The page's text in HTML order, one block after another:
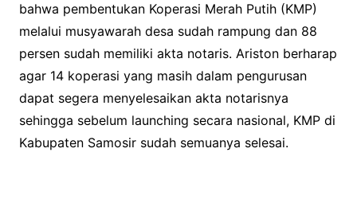
b
o
o
k
t
e
r
s
A
p
p
bahwa pembentukan Koperasi Merah Putih (KMP)
melalui musyawarah desa sudah rampung dan 88
persen sudah memiliki akta notaris. Ariston berharap
agar 14 koperasi yang masih dalam pengurusan
dapat segera menyelesaikan akta notarisnya
sehingga sebelum launching secara nasional, KMP di
Kabupaten Samosir sudah semuanya selesai.